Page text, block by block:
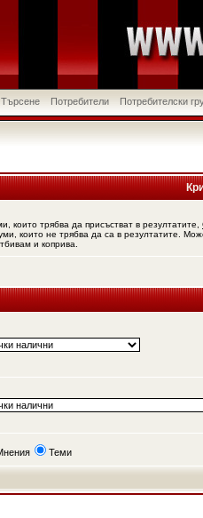
Търсене Потребители Потребителски
които трябва да присъстват в резултатите,
които не трябва да са в резултатите.
и коприва.
Теми